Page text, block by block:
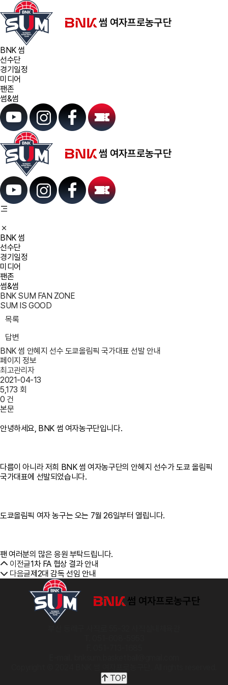
BNK 썸
선수단
경기일정
미디어
팬존
썸&썸
BNK 썸
선수단
경기일정
미디어
팬존
썸&썸
BNK SUM FAN ZONE
SUM IS GOOD
목록
답변
BNK 썸 안혜지 선수 도쿄올림픽 국가대표 선발 안내
페이지 정보
최고관리자
2021-04-13
5,173 회
0 건
본문
안녕하세요, BNK 썸 여자농구단입니다.
다름이 아니라 저희 BNK 썸 여자농구단의 안혜지 선수가 도쿄 올림픽
국가대표에 선발되었습니다.
도쿄올림픽 여자 농구는 오는 7월 26일부터 열립니다.
팬 여러분의 많은 응원 부탁드립니다.
이전글1차 FA 협상 결과 안내
다음글제2대 감독 선임 안내
TOP